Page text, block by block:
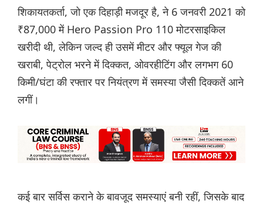
शिकायतकर्ता, जो एक दिहाड़ी मजदूर है, ने 6 जनवरी 2021 को
₹87,000 में Hero Passion Pro 110 मोटरसाइकिल
खरीदी थी, लेकिन जल्द ही उसमें मीटर और फ्यूल गेज की
खराबी, पेट्रोल भरने में दिक्कत, ओवरहीटिंग और लगभग 60
किमी/घंटा की रफ्तार पर नियंत्रण में समस्या जैसी दिक्कतें आने
लगीं।
कई बार सर्विस कराने के बावजूद समस्याएं बनी रहीं, जिसके बाद